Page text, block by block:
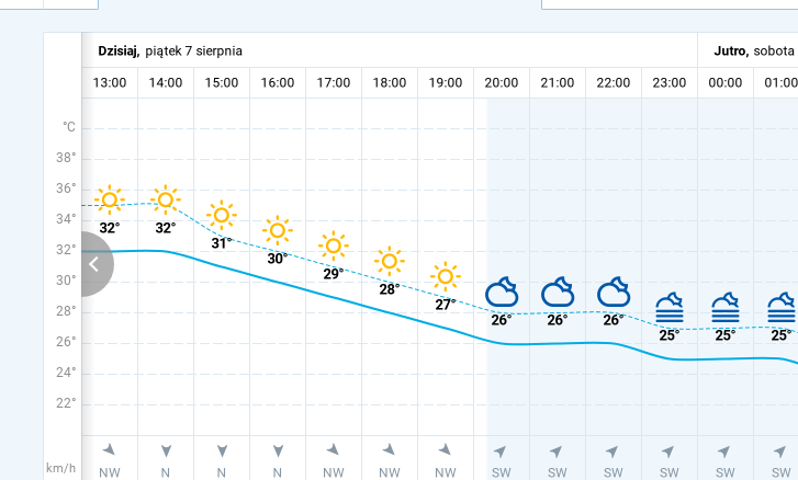
°C
38°
36°
34°
32°
30°
28°
26°
24°
22°
km/h